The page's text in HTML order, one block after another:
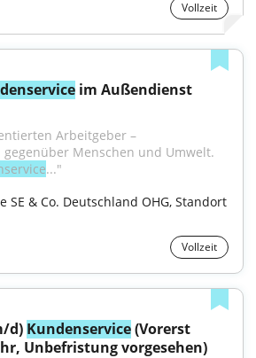
Vollzeit
im Außendienst
Arbeitgeber –
Menschen und Umwelt.
..."
SE & Co. Deutschland OHG, Standort
Vollzeit
d) Kundenservice (Vorerst
Unbefristung vorgesehen)